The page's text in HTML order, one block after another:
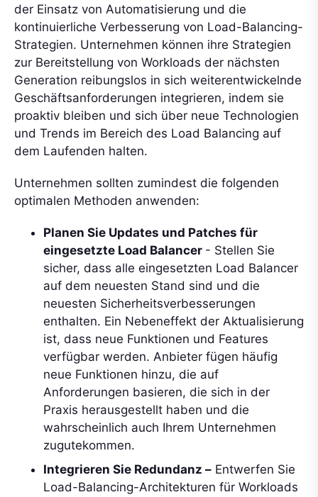
der Einsatz von Automatisierung und die
kontinuierliche Verbesserung von Load-Balancing-
Strategien. Unternehmen können ihre Strategien
zur Bereitstellung von Workloads der nächsten
Generation reibungslos in sich weiterentwickelnde
Geschäftsanforderungen integrieren, indem sie
proaktiv bleiben und sich über neue Technologien
und Trends im Bereich des Load Balancing auf
dem Laufenden halten.
Unternehmen sollten zumindest die folgenden
optimalen Methoden anwenden:
Planen Sie Updates und Patches für
eingesetzte Load Balancer - Stellen Sie
sicher, dass alle eingesetzten Load Balancer
auf dem neuesten Stand sind und die
neuesten Sicherheitsverbesserungen
enthalten. Ein Nebeneffekt der Aktualisierung
ist, dass neue Funktionen und Features
verfügbar werden. Anbieter fügen häufig
neue Funktionen hinzu, die auf
Anforderungen basieren, die sich in der
Praxis herausgestellt haben und die
wahrscheinlich auch Ihrem Unternehmen
zugutekommen.
Integrieren Sie Redundanz – Entwerfen Sie
Load-Balancing-Architekturen für Workloads